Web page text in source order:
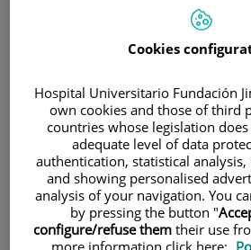
selector
Cookies
Hospital Universitario Fundación
own cookies and those of third
countries whose legislation
adequate level of data
authentication, statistical
and showing personalised
analysis of your navigation. You
by pressing the button "
configure/refuse them their use